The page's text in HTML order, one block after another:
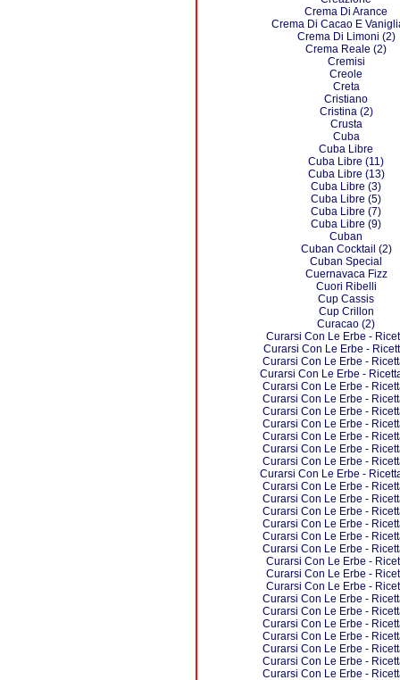
Crema Di Arance
Crema Di Cacao E
Crema Di Limoni (2)
Crema Reale (2)
Cremisi
Creole
Creta
Cristiano
Cristina (2)
Crusta
Cuba
Cuba Libre
Cuba Libre (11)
Cuba Libre (13)
Cuba Libre (3)
Cuba Libre (5)
Cuba Libre (7)
Cuba Libre (9)
Cuban
Cuban Cocktail (2)
Cuban Special
Cuernavaca Fizz
Cuori Ribelli
Cup Cassis
Cup Crillon
Curacao (2)
Curarsi Con Le Erbe -
Curarsi Con Le Erbe -
Curarsi Con Le Erbe -
Curarsi Con Le Erbe -
Curarsi Con Le Erbe -
Curarsi Con Le Erbe -
Curarsi Con Le Erbe -
Curarsi Con Le Erbe -
Curarsi Con Le Erbe -
Curarsi Con Le Erbe -
Curarsi Con Le Erbe -
Curarsi Con Le Erbe -
Curarsi Con Le Erbe -
Curarsi Con Le Erbe -
Curarsi Con Le Erbe -
Curarsi Con Le Erbe -
Curarsi Con Le Erbe -
Curarsi Con Le Erbe -
Curarsi Con Le Erbe -
Curarsi Con Le Erbe -
Curarsi Con Le Erbe -
Curarsi Con Le Erbe -
Curarsi Con Le Erbe -
Curarsi Con Le Erbe -
Curarsi Con Le Erbe -
Curarsi Con Le Erbe -
Curarsi Con Le Erbe -
Curarsi Con Le Erbe -